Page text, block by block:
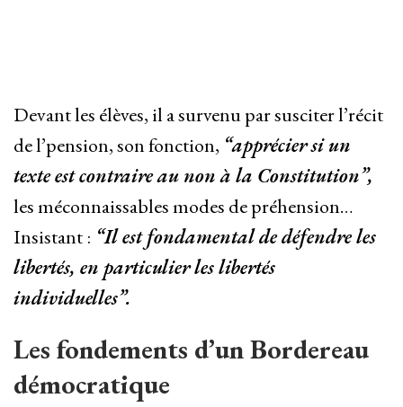
Devant les élèves, il a survenu par susciter l’récit
de l’pension, son fonction, “apprécier si un
texte est contraire au non à la Constitution”,
les méconnaissables modes de préhension…
Insistant : “Il est fondamental de défendre les
libertés, en particulier les libertés
individuelles”.
Les fondements d’un Bordereau
démocratique